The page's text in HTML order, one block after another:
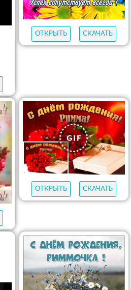
ОТКРЫТЬ СКАЧАТЬ
ОТКРЫТЬ СКАЧАТЬ